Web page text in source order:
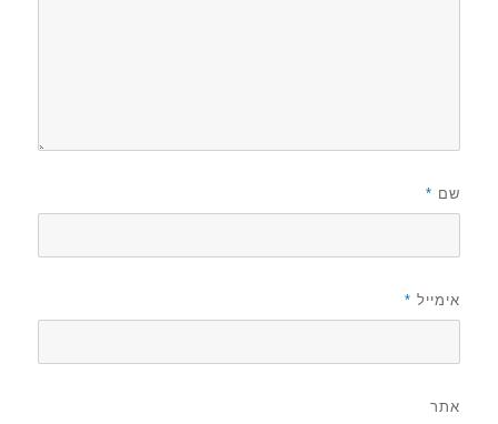
שם *
אימייל *
אתר